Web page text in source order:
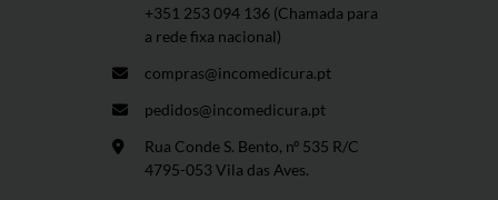
+351 253 094 136 (Chamada para
a rede fixa nacional)
compras@incomedicura.pt
pedidos@incomedicura.pt
Rua Conde S. Bento, nº 535 R/C
4795-053 Vila das Aves.